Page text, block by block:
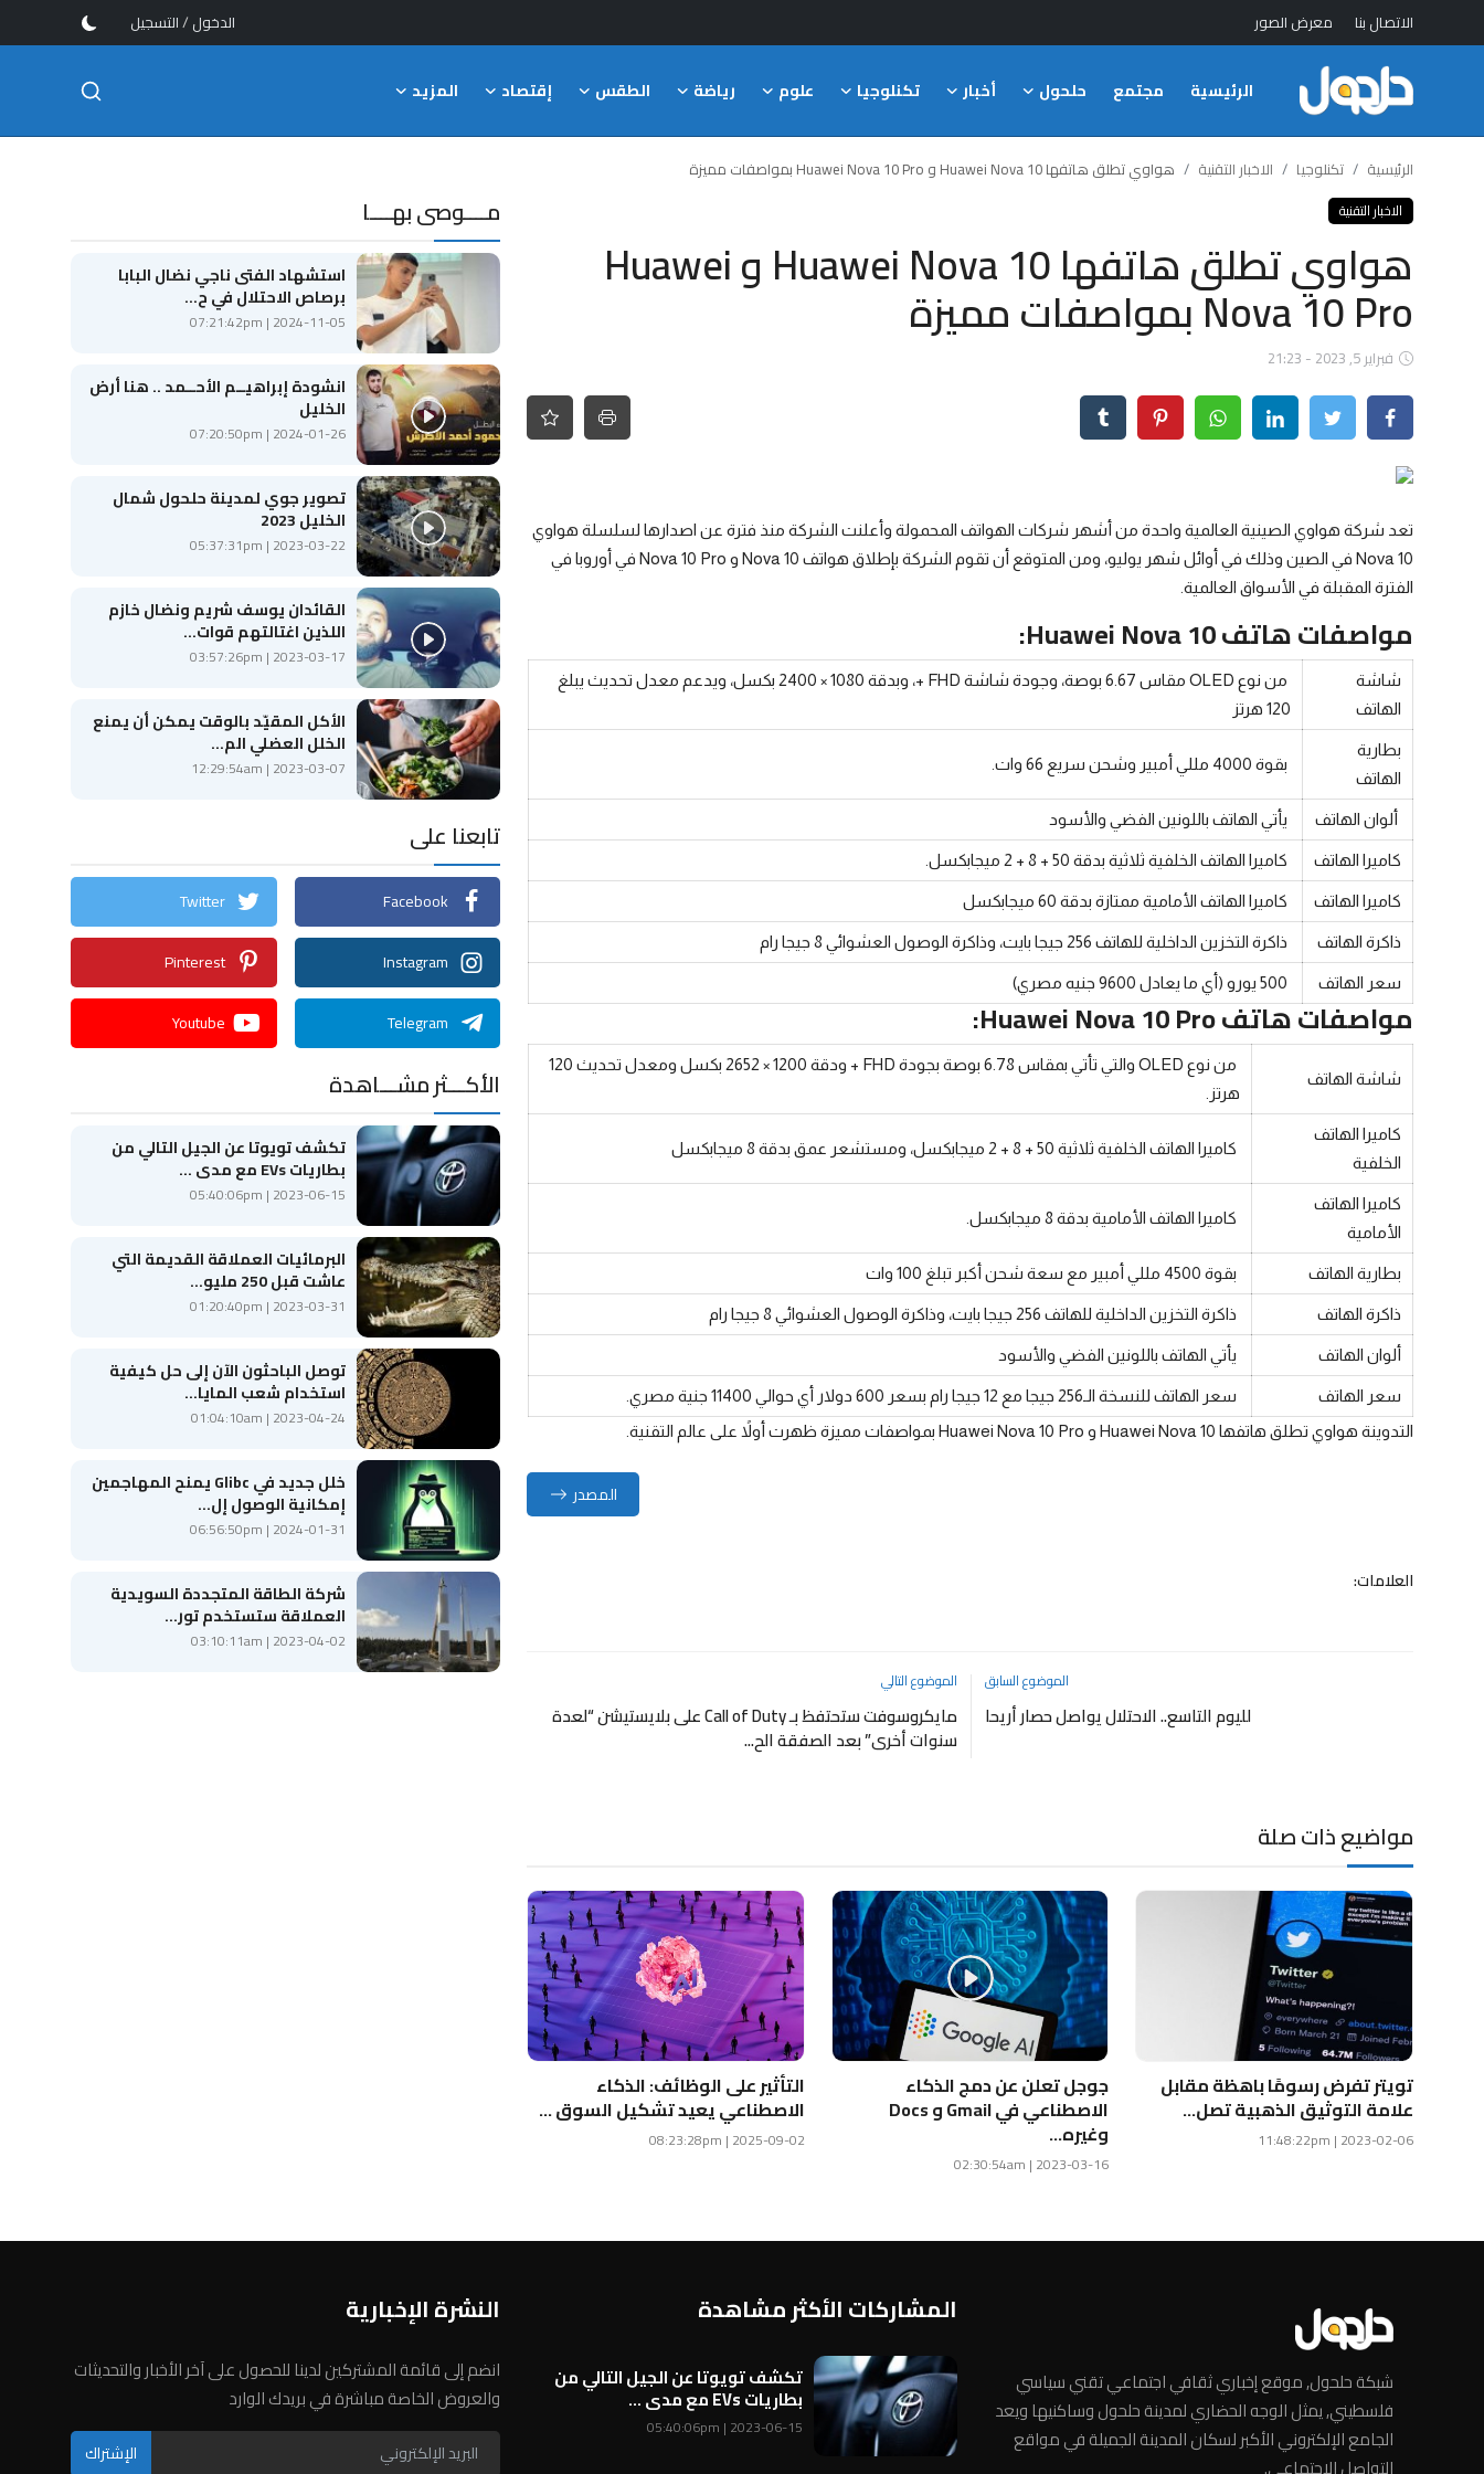
الاتصال بنا معرض الصور الدخول /التسجيل
الرئيسية مجتمع حلحول أخبار تكنلوجيا علوم رياضة الطقس إقتصاد المزيد الدخول التسجيل
الاتصال بنا
تكنلوجيا
الطقس
صور وفنون
معرض الصور
التوجيهي
الرئيسية تكنلوجيا الاخبار التقنية هواوي تطلق هاتفها Huawei Nova 10 و Huawei Nova 10 Pro بمواصفات مميزة
الاخبار التقنية
هواوي تطلق هاتفها Huawei Nova 10 و Huawei
Nova 10 Pro بمواصفات مميزة
فبراير 5, 2023 - 21:23
تعد شركة هواوي الصينية العالمية واحدة من أشهر شركات الهواتف المحمولة وأعلنت الشركة منذ فترة عن اصدارها لسلسلة هواوي
Nova 10 في الصين وذلك في أوائل شهر يوليو، ومن المتوقع أن تقوم الشركة بإطلاق هواتف Nova 10 و Nova 10 Pro في أوروبا في
الفترة المقبلة في الأسواق العالمية.
مواصفات هاتف Huawei Nova 10:
شاشة
الهاتف
من نوع OLED مقاس 6.67 بوصة، وجودة شاشة FHD +، وبدقة 1080 × 2400 بكسل، ويدعم معدل تحديث يبلغ
120 هرتز
بطارية
الهاتف
بقوة 4000 مللي أمبير وشحن سريع 66 وات.
ألوان الهاتف يأتي الهاتف باللونين الفضي والأسود
كاميرا الهاتف كاميرا الهاتف الخلفية ثلاثية بدقة 50 + 8 + 2 ميجابكسل.
كاميرا الهاتف كاميرا الهاتف الأمامية ممتازة بدقة 60 ميجابكسل
ذاكرة الهاتف ذاكرة التخزين الداخلية للهاتف 256 جيجا بايت، وذاكرة الوصول العشوائي 8 جيجا رام
سعر الهاتف
مواصفات هاتف Huawei Nova 10 Pro:
شاشة الهاتف
من نوع OLED والتي تأتي بمقاس 6.78 بوصة بجودة FHD + ودقة 1200 × 2652 بكسل ومعدل تحديث 120
هرتز.
كاميرا الهاتف
الخلفية
كاميرا الهاتف الخلفية ثلاثية 50 + 8 + 2 ميجابكسل، ومستشعر عمق بدقة 8 ميجابكسل
كاميرا الهاتف
الأمامية
كاميرا الهاتف الأمامية بدقة 8 ميجابكسل.
بطارية الهاتف بقوة 4500 مللي أمبير مع سعة شحن أكبر تبلغ 100 وات
ذاكرة الهاتف ذاكرة التخزين الداخلية للهاتف 256 جيجا بايت، وذاكرة الوصول العشوائي 8 جيجا رام
ألوان الهاتف يأتي الهاتف باللونين الفضي والأسود
سعر الهاتف
سعر الهاتف للنسخة الـ256 جيجا مع 12 جيجا رام بسعر 600 دولار أي حوالي 11400 جنية مصري.
التدوينة هواوي تطلق هاتفها Huawei Nova 10 و Huawei Nova 10 Pro بمواصفات مميزة ظهرت أولاً على عالم التقنية
المصدر
العلامات:
الموضوع السابق
لليوم التاسع.. الاحتلال يواصل حصار أريحا
الموضوع التالي
مايكروسوفت ستحتفظ بـ Call of Duty على بلايستيشن “لعدة
سنوات أخرى” بعد الصفقة الح...
مواضيع ذات صلة
تويتر تفرض رسومًا باهظة مقابل
علامة التوثيق الذهبية تصل...
2023-02-06 | 11:48:22pm
جوجل تعلن عن دمج الذكاء
الاصطناعي في Gmail و Docs
وغيره...
2023-03-16 | 02:30:54am
التأثير على الوظائف: الذكاء
الاصطناعي يعيد تشكيل السوق ...
2025-09-02 | 08:23:28pm
مــــوصى بهــــا
استشهاد الفتى ناجي نضال البابا
برصاص الاحتلال في ح...
2024-11-05 | 07:21:42pm
انشودة إبراهيــم الأحــمد .. هنا أرض
الخليل
2024-01-26 | 07:20:50pm
تصوير جوي لمدينة حلحول شمال
الخليل 2023
2023-03-22 | 05:37:31pm
القائدان يوسف شريم ونضال خازم
اللذين اغتالتهم قوات...
2023-03-17 | 03:57:26pm
الأكل المقيّد بالوقت يمكن أن يمنع
الخلل العضلي الم...
2023-03-07 | 12:29:54am
تابعنا على
Facebook
Twitter
Instagram
Pinterest
Telegram
Youtube
الأكـــثر مشـــاهدة
تكشف تويوتا عن الجيل التالي من
بطاريات EVs مع مدى ...
2023-06-15 | 05:40:06pm
البرمائيات العملاقة القديمة التي
عاشت قبل 250 مليو...
2023-03-31 | 01:20:40pm
توصل الباحثون الآن إلى حل كيفية
استخدام شعب المايا...
2023-04-24 | 01:04:10am
خلل جديد في Glibc يمنح المهاجمين
إمكانية الوصول إل...
2024-01-31 | 06:56:50pm
شركة الطاقة المتجددة السويدية
العملاقة ستستخدم تور...
2023-04-02 | 03:10:11am
شبكة حلحول, موقع إخباري ثقافي اجتماعي تقني سياسي
فلسطيني, يمثل الوجه الحضاري لمدينة حلحول وساكنيها ويعد
الجامع الإلكتروني الأكبر لسكان المدينة الجميلة في مواقع
المشاركات الأكثر مشاهدة
تكشف تويوتا عن الجيل التالي من
بطاريات EVs مع مدى ...
2023-06-15 | 05:40:06pm
النشرة الإخبارية
انضم إلى قائمة المشتركين لدينا للحصول على آخر الأخبار والتحديثات
والعروض الخاصة مباشرة في بريدك الوارد
الإشتراك